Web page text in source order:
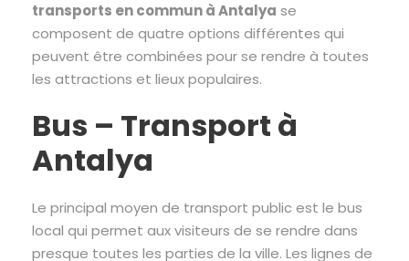
transports en commun à Antalya se
composent de quatre options différentes qui
peuvent être combinées pour se rendre à toutes
les attractions et lieux populaires.
Bus – Transport à
Antalya
Le principal moyen de transport public est le bus
local qui permet aux visiteurs de se rendre dans
presque toutes les parties de la ville. Les lignes de